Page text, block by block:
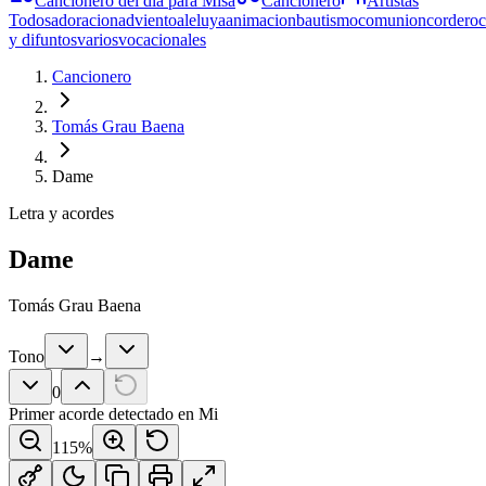
Todosadoracionadvientoaleluyaanimacionbautismocomunioncordero
y difuntosvariosvocacionales
Cancionero
Tomás Grau Baena
Dame
Letra y acordes
Dame
Tomás Grau Baena
Tono
→
0
Primer acorde detectado en Mi
115%